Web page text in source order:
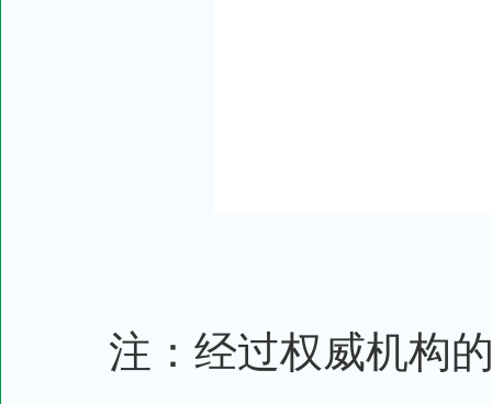
注：经过权威机构的